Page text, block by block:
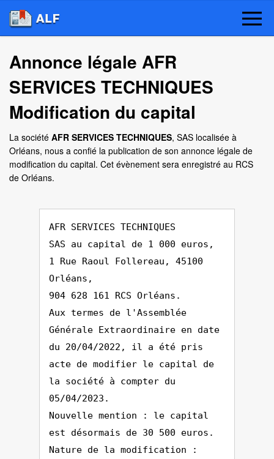
Annonce légale AFR
SERVICES TECHNIQUES
Modification du capital
La société AFR SERVICES TECHNIQUES, SAS localisée à
Orléans, nous a confié la publication de son annonce légale de
modification du capital. Cet évènement sera enregistré au RCS
de Orléans.
AFR SERVICES TECHNIQUES
SAS au capital de 1 000 euros,
1 Rue Raoul Follereau, 45100
Orléans,
904 628 161 RCS Orléans.
Aux termes de l'Assemblée
Générale Extraordinaire en date
du 20/04/2022, il a été pris
acte de modifier le capital de
la société à compter du
05/04/2023.
Nouvelle mention : le capital
est désormais de 30 500 euros.
Nature de la modification :